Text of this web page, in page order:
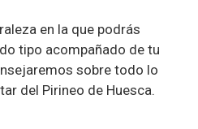
en la que podrás
tipo acompañado de tu
sobre todo lo
del Pirineo de Huesca.